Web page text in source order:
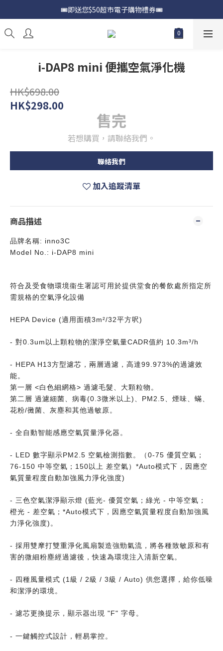
📍購買Samsung Galaxy S25📍
🎟️即送您$50超市電子購物禮券🎟️
i-DAP8 mini 便攜空氣淨化機
HK$698.00
HK$298.00
售完
若想購買，請聯絡我們。
聯絡我們
加入追蹤清單
商品描述
品牌名稱: inno3C
Model No.: i-DAP8 mini
符合及受食物環境衞生署認可用於提供堂食的餐飲處所指定所
需規格的空氣淨化設備
HEPA Device (適用面積3m²/32平方呎)
- 對0.3um以上顆粒物的潔淨空氣量CADR值約 10.3m³/h
- HEPA H13方型濾芯，兩層過濾，高達99.973%的過濾效
能。
第一層 <白色細網格> 過濾毛髮、大顆粒物。
第二層 過濾細菌、病毒(0.3微米以上)、PM2.5、煙味、蟎、
花粉/黴菌、灰塵和其他過敏原。
- 全自動智能感應空氣質量淨化器。
- LED 數字顯示PM2.5 空氣檢測指數。（0-75 優質空氣；
76-150 中等空氣；150以上 差空氣）*Auto模式下，因應空
氣質量程度自動加強風力淨化強度)
- 三色空氣潔淨顯示燈 (藍光- 優質空氣；綠光 - 中等空氣；
橙光 - 差空氣；*Auto模式下，因應空氣質量程度自動加強風
力淨化強度)。
- 採用雙摩打雙重淨化風扇製造強勁氣流，將各種致敏原和有
害的微細粉塵經過濾後，快速為環境注入清新空氣。
- 四種風量模式 (1級 / 2級 / 3級 / Auto) 供您選擇，給你低噪
和潔淨的環境。
- 濾芯更換提示，顯示器出現 "F" 字母。
- 一鍵觸控式設計，輕易掌控。